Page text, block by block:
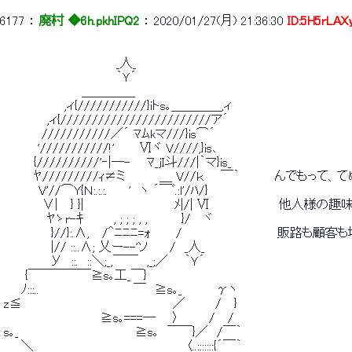
6177 ： 廃村 ◆6h.pkhIPQ2 ： 2020/01/27(月) 21:36:30
_人_
｀Ｙ´
,ィ{///////////}iトs｡＿＿＿＿,ィ
,ィ{////////////////////////ア´
///////////／´ ﾏﾑkマ///}is⌒´
'///////////!'　 　 Ⅵヾ V////,}is､
{//////////'‐|―- 　 ﾏ_jI斗///|｀マ}is_
ﾔ/////////ｨ≠ミ　　 　 ＿ V//ｋ 　 ￣｀　　　　んでもって、て
V'//⌒Y{Ｎ:.:.:.　　 '　ヽ ´￣ﾞ.:l'/ﾊ/}
∨|　 } }|　　　　　　　　　　 ﾒ|/| Ⅵ　　　　　　　　他人様の趣
ﾔゝr-ｷ　　　 , ; ; ; , ,　　 　 }/　 ヾ
}//}:.∧,　 /＾ﾆﾆﾆ=ｫ　 　 /　　　　　　　　　　　販路も顧客も
|// ::..∧; 乂ー--'ソ　　 /　_人_
У　::.　::＼;_,￣￣　,_;／ 　 ｀Ｙ´
{￣￣￣￣￣≧s｡工_￣}
ﾉ:::..　　　　　　　　　 　 ￣　≧s｡_　　 　 γヽ
z≦　　　　　　　　　　　　　　　　　 ／　　　 /　 }
≧s｡===―　　〉　　　 /　 /
s｡_　　　　　　　　　　　　　 ≧s｡　￣￣}／　/￣｀
＼　　　　　　　 　 　 　 　 　 　 　 〈..:::::::{´￣｀